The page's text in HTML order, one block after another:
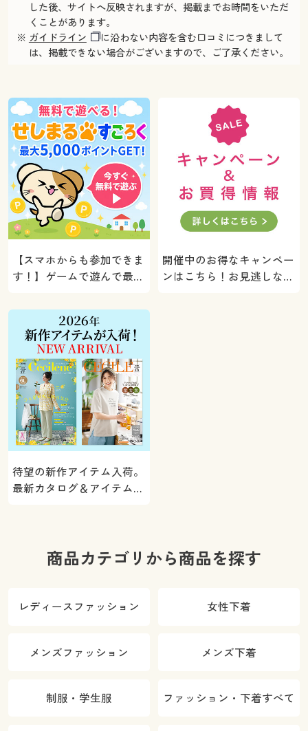
した後、サイトへ反映されますが、掲載までお時間をいただ
くことがあります。
※ ガイドライン
に沿わない内容を含む口コミにつきまして
は、掲載できない場合がございますので、ご了承ください。
【スマホからも参加できま
す！】ゲームで遊んで最大
ト！
開催中のお得なキャンペー
ンはこちら！お見逃しな
待望の新作アイテム入荷。
最新カタログ＆アイテムを
商品カテゴリから商品を探す
レディースファッション 女性下着
メンズファッション メンズ下着
制服・学生服 ファッション・下着すべて